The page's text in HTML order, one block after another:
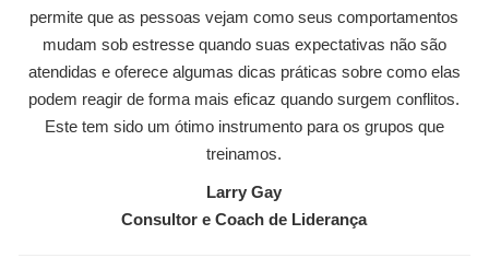
permite que as pessoas vejam como seus comportamentos
mudam sob estresse quando suas expectativas não são
atendidas e oferece algumas dicas práticas sobre como elas
podem reagir de forma mais eficaz quando surgem conflitos.
Este tem sido um ótimo instrumento para os grupos que
treinamos.
Larry Gay
Consultor e Coach de Liderança